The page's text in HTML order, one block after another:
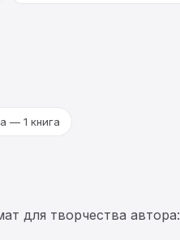
— 1 книга
для творчества автора: